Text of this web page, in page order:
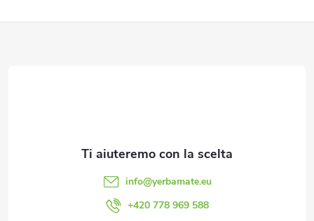
info@yerbamate.eu
+420 778 969 588